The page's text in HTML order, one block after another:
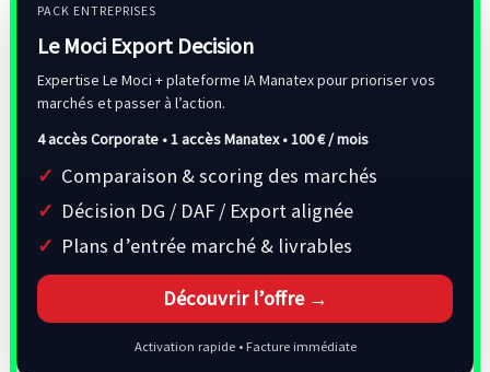
PACK ENTREPRISES
Le Moci Export Decision
Expertise Le Moci + plateforme IA Manatex pour prioriser vos
marchés et passer à l’action.
4 accès Corporate • 1 accès Manatex •100 € / mois
Comparaison & scoring des marchés
Décision DG / DAF / Export alignée
Plans d’entrée marché & livrables
Découvrir l’offre →
Activation rapide • Facture immédiate